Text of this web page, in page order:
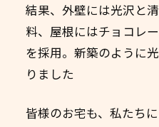
結果、外壁には光沢と
料、屋根にはチョコレ
を採用。新築のように
りました
皆様のお宅も、私たち